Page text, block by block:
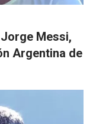
Messi,
Argentina de